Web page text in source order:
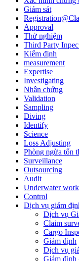
Giám sát
Approval
Thử nghiệm
Third Party
Kiểm định
measurement
Expertise
Investigating
Nhân chứng
Validation
Sampling
Diving
Identify
Science
Loss Adjusting
Phòng ngừa tổn
Surveillance
Outsourcing
Audit
Underwater
Control
Dịch vụ giám
Dịch vụ
Claim
Cargo
Giám định
Dịch vụ
Giám định